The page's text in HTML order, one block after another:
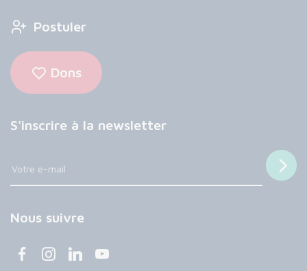
Postuler
Dons
S'inscrire à la newsletter
Nous suivre